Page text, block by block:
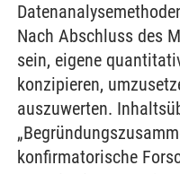
Nach Abschluss des
sein, eigene
konzipieren,
auszuwerten.
konfirmatorische